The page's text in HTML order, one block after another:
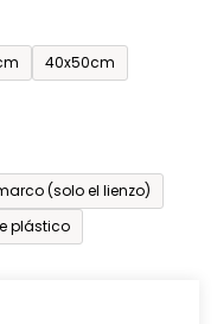
40x50cm
(solo el lienzo)
plástico